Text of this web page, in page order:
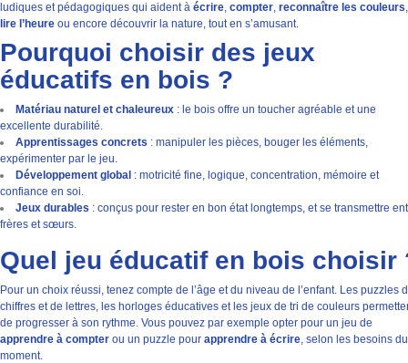
ludiques et pédagogiques qui aident à écrire, compter, reconnaître les couleurs,
lire l’heure ou encore découvrir la nature, tout en s’amusant.
Pourquoi choisir des jeux
éducatifs en bois ?
Matériau naturel et chaleureux : le bois offre un toucher agréable et une
excellente durabilité.
Apprentissages concrets : manipuler les pièces, bouger les éléments,
expérimenter par le jeu.
Développement global : motricité fine, logique, concentration, mémoire et
confiance en soi.
Jeux durables : conçus pour rester en bon état longtemps, et se transmettre
frères et sœurs.
Quel jeu éducatif en bois choisir
Pour un choix réussi, tenez compte de l’âge et du niveau de l’enfant. Les puzzles
chiffres et de lettres, les horloges éducatives et les jeux de tri de couleurs
de progresser à son rythme. Vous pouvez par exemple opter pour un jeu de
apprendre à compter ou un puzzle pour apprendre à écrire, selon les besoins du
moment.